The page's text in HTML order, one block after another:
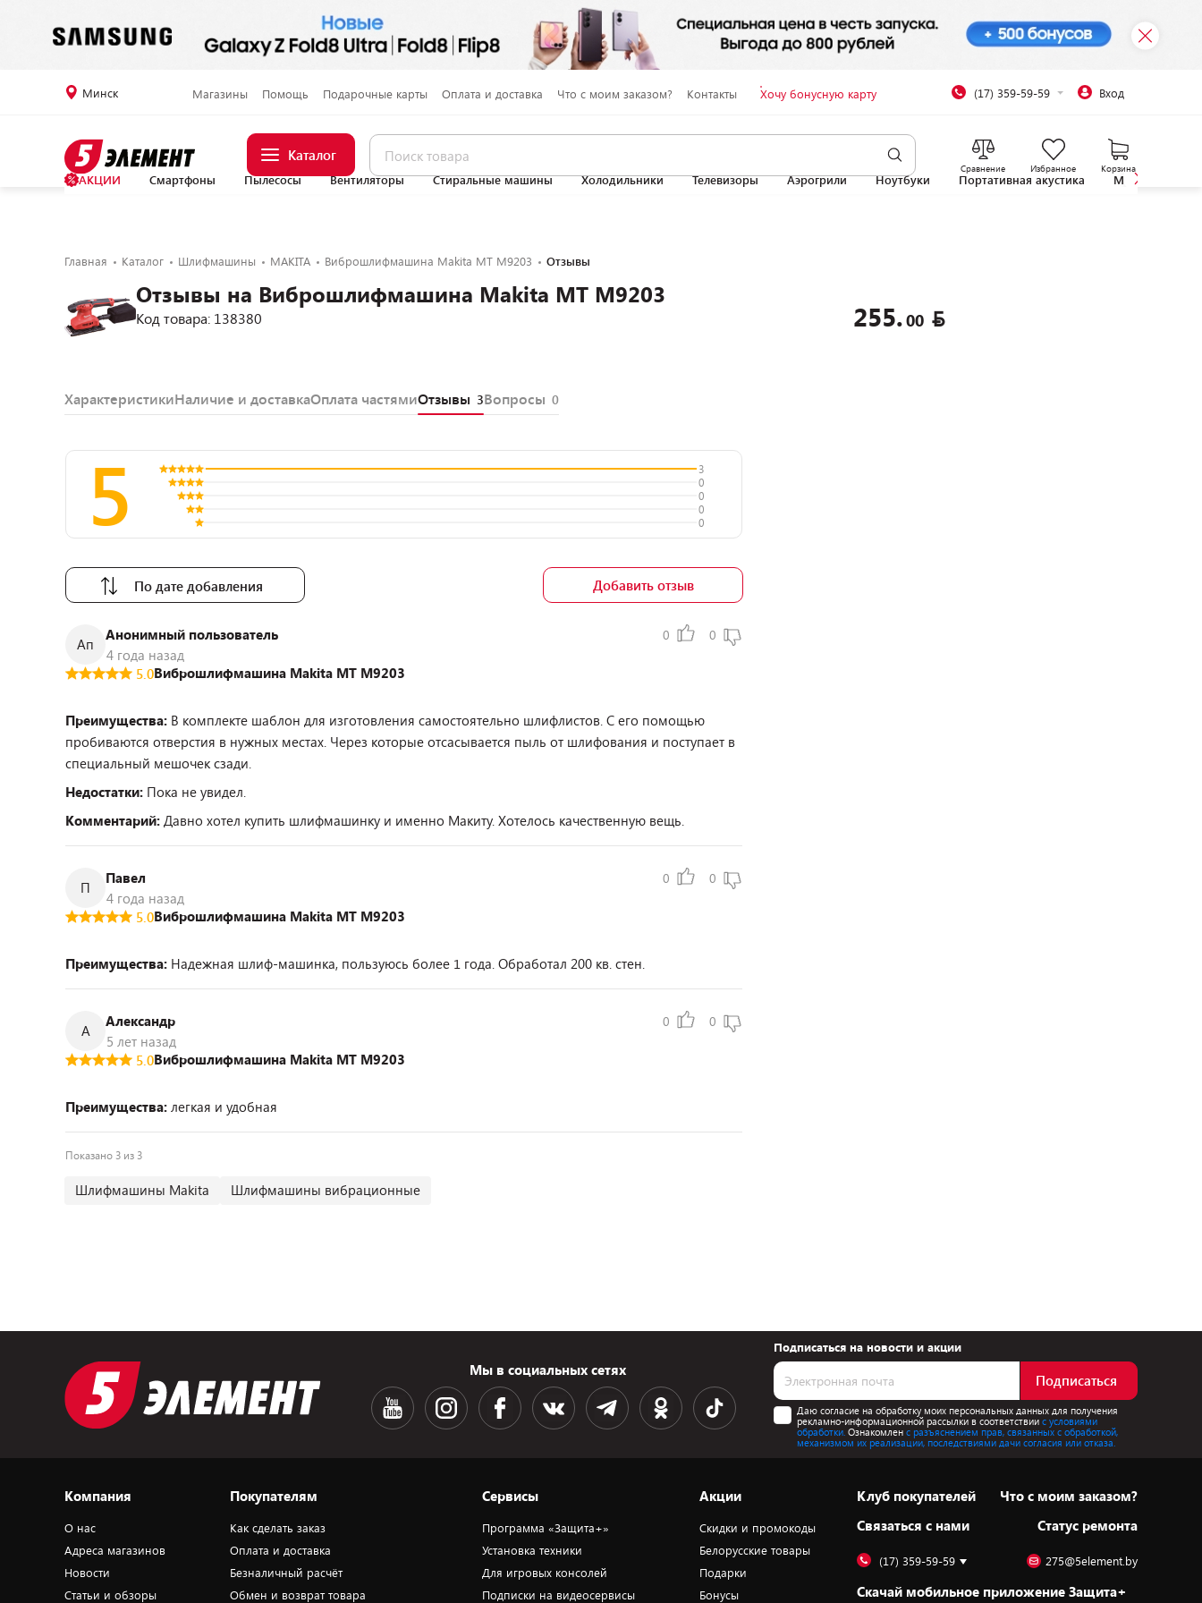
Минск Магазины Помощь Подарочные карты Оплата и доставка Что с моим заказом? Контакты Хочу бонусную карту (17) 359-59-59 Вход
Каталог
Сравнение Избранное Корзина
АКЦИИ Смартфоны Пылесосы Вентиляторы Стиральные машины Холодильники Телевизоры Аэрогрили Ноутбуки Портативная акустика
Главная Каталог Шлифмашины MAKITA Виброшлифмашина Makita MT M9203 Отзывы
Отзывы на Виброшлифмашина Makita MT M9203
Код товара: 138380 255.00
ХарактеристикиНаличие и доставкаОплата частямиОтзывы 3Вопросы 0
5
3
0
0
0
0
По дате добавления Добавить отзыв
Ап
Анонимный пользователь
4 года назад
0 0
5.0Виброшлифмашина Makita MT M9203
Преимущества: В комплекте шаблон для изготовления самостоятельно шлифлистов. С его помощью
пробиваются отверстия в нужных местах. Через которые отсасывается пыль от шлифования и поступает в
специальный мешочек сзади.
Недостатки: Пока не увидел.
Комментарий: Давно хотел купить шлифмашинку и именно Макиту. Хотелось качественную вещь.
П
Павел
4 года назад
0 0
5.0Виброшлифмашина Makita MT M9203
Преимущества: Надежная шлиф-машинка, пользуюсь более 1 года. Обработал 200 кв. стен.
А
Александр
5 лет назад
0 0
5.0Виброшлифмашина Makita MT M9203
Преимущества: легкая и удобная
Показано 3 из 3
Шлифмашины Makita Шлифмашины вибрационные
Мы в социальных сетях
Подписаться на новости и акции
Подписаться
Даю согласие на обработку моих персональных данных для получения
рекламно-информационной рассылки в соответствиис условиями
обработки. Ознакомлен с разъяснением прав, связанных с обработкой,
механизмом их реализации, последствиями дачи согласия или отказа.
Компания
О нас
Адреса магазинов
Новости
Статьи и обзоры
Покупателям
Как сделать заказ
Оплата и доставка
Безналичный расчёт
Обмен и возврат товара
Сервисы
Программа «Защита+»
Установка техники
Для игровых консолей
Подписки на видеосервисы
Акции
Скидки и промокоды
Белорусские товары
Подарки
Бонусы
Клуб покупателей
Cвязаться с нами
Что с моим заказом?
Статус ремонта
(17) 359-59-59 275@5element.by
Скачай мобильное приложение Защита+